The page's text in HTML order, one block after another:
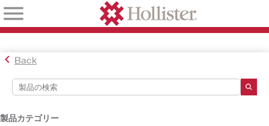
Back
製品カテゴリー
検索ツール
検索結果